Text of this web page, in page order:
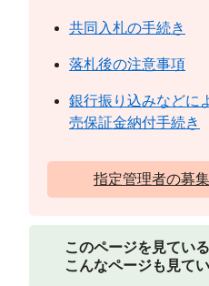
共同入札の手続き
落札後の注意事項
銀行振り込みなどに
売保証金納付手続き
指定管理者の募集
このページを見てい
こんなページも見て